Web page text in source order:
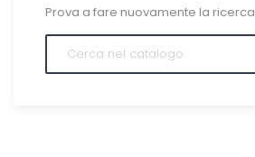
Prova a fare nuovamente la ricerca